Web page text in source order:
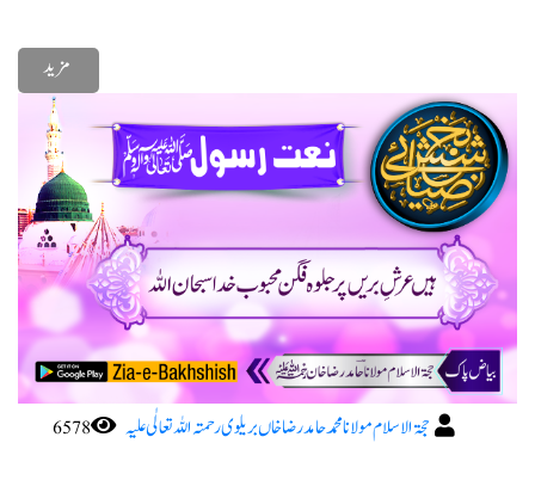
مزید
حجۃ الاسلام مولانا محمد حامد رضا خاں بریلوی رحمتہ اللہ تعا لٰی علیہ